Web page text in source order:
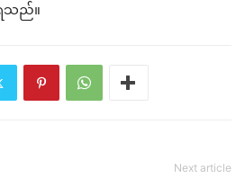
ရသည်။
Next article